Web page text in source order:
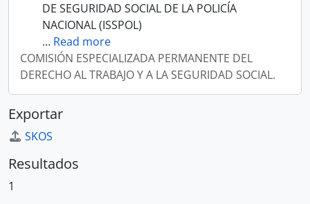
DE SEGURIDAD SOCIAL DE LA POLICÍA
NACIONAL (ISSPOL)
… Read more
COMISIÓN ESPECIALIZADA PERMANENTE DEL
DERECHO AL TRABAJO Y A LA SEGURIDAD SOCIAL.
Exportar
SKOS
Resultados
1